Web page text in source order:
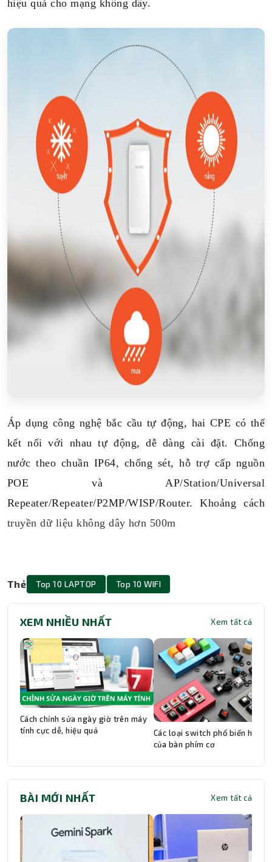
hiệu quả cho mạng không dây.
Áp dụng công nghệ bắc cầu tự động, hai CPE có thể
kết nối với nhau tự động, dễ dàng cài đặt. Chống
nước theo chuần IP64, chống sét, hỗ trợ cấp nguồn
POE và AP/Station/Universal
Repeater/Repeater/P2MP/WISP/Router. Khoảng cách
truyền dữ liệu không dây hơn 500m
Thẻ Top 10 LAPTOP Top 10 WIFI
XEM NHIỀU NHẤT Xem tất cả
Cách chỉnh sửa ngày giờ trên máy
tính cực dễ, hiệu quả
Các loại switch phổ biến hiện
của bàn phím cơ
BÀI MỚI NHẤT Xem tất cả